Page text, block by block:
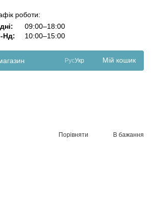
роботи:
09:00–18:00
Нд:
10:00–15:00
РусУкр Мій кошик
Порівняти В бажання